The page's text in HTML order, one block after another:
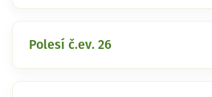
Polesí č.ev. 26